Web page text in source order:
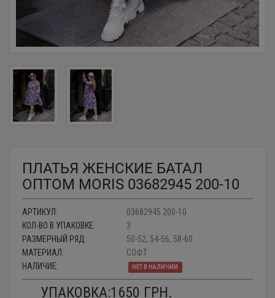
ПЛАТЬЯ ЖЕНСКИЕ БАТАЛ
ОПТОМ MORIS 03682945 200-10
АРТИКУЛ:
03682945 200-10
КОЛ-ВО В УПАКОВКЕ:
3
РАЗМЕРНЫЙ РЯД: :
50-52, 54-56, 58-60
МАТЕРИАЛ:
СОФТ
НАЛИЧИЕ:
НЕТ В НАЛИЧИИ
УПАКОВКА:1650 ГРН.